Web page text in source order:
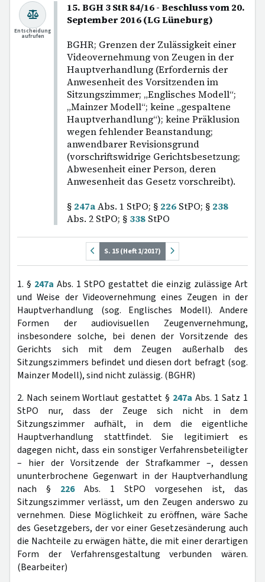
15. BGH 3 StR 84/16 - Beschluss vom 20.
September 2016 (LG Lüneburg)
BGHR; Grenzen der Zulässigkeit einer
Videovernehmung von Zeugen in der
Hauptverhandlung (Erfordernis der
Anwesenheit des Vorsitzenden im
Sitzungszimmer; „Englisches Modell“;
„Mainzer Modell“; keine „gespaltene
Hauptverhandlung“); keine Präklusion
wegen fehlender Beanstandung;
anwendbarer Revisionsgrund
(vorschriftswidrige Gerichtsbesetzung;
Abwesenheit einer Person, deren
Anwesenheit das Gesetz vorschreibt).
§ 247aAbs. 1 StPO; § 226 StPO; § 238
Abs. 2 StPO; § 338 StPO
Entscheidung
aufrufen
S. 15 (Heft 1/2017)
1. § 247a Abs. 1 StPO gestattet die einzig zulässige Art
und Weise der Videovernehmung eines Zeugen in der
Hauptverhandlung (sog. Englisches Modell). Andere
Formen der audiovisuellen Zeugenvernehmung,
insbesondere solche, bei denen der Vorsitzende des
Gerichts sich mit dem Zeugen außerhalb des
Sitzungszimmers befindet und diesen dort befragt (sog.
Mainzer Modell), sind nicht zulässig. (BGHR)
2. Nach seinem Wortlaut gestattet § 247a Abs. 1 Satz 1
StPO nur, dass der Zeuge sich nicht in dem
Sitzungszimmer aufhält, in dem die eigentliche
Hauptverhandlung stattfindet. Sie legitimiert es
dagegen nicht, dass ein sonstiger Verfahrensbeteiligter
– hier der Vorsitzende der Strafkammer –, dessen
ununterbrochene Gegenwart in der Hauptverhandlung
nach § 226Abs. 1 StPO vorgesehen ist, das
Sitzungszimmer verlässt, um den Zeugen anderswo zu
vernehmen. Diese Möglichkeit zu eröffnen, wäre Sache
des Gesetzgebers, der vor einer Gesetzesänderung auch
die Nachteile zu erwägen hätte, die mit einer derartigen
Form der Verfahrensgestaltung verbunden wären.
(Bearbeiter)